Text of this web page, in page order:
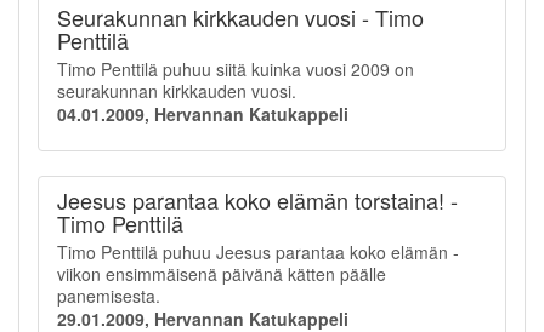
Seurakunnan kirkkauden vuosi - Timo
Penttilä
Timo Penttilä puhuu siitä kuinka vuosi 2009 on
seurakunnan kirkkauden vuosi.
04.01.2009, Hervannan Katukappeli
Jeesus parantaa koko elämän torstaina! -
Timo Penttilä
Timo Penttilä puhuu Jeesus parantaa koko elämän -
viikon ensimmäisenä päivänä kätten päälle
panemisesta.
29.01.2009, Hervannan Katukappeli